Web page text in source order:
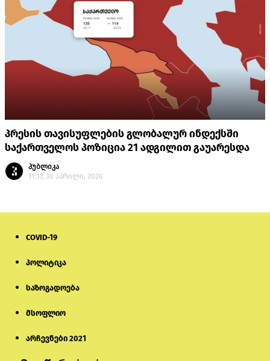
პრესის თავისუფლების გლობალურ ინდექსში
საქართველოს პოზიცია 21 ადგილით გაუარესდა
პუბლიკა
11:37, 30 აპრილი, 2026
COVID-19
პოლიტიკა
საზოგადოება
მსოფლიო
არჩევნები 2021